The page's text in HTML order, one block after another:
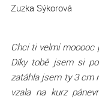
Zuzka Sýkorová
Chci ti velmi mooooc
Díky tobě jsem si
zatáhla jsem ty 3 cm
vzala na kurz